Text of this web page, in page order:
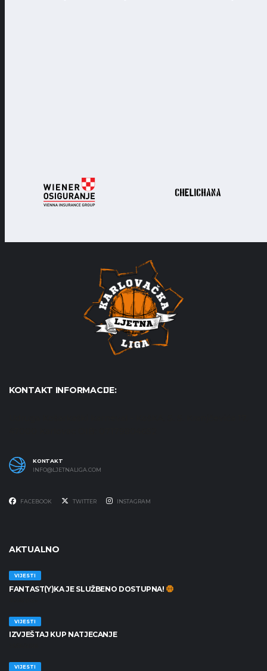
KONTAKT INFORMACIJE:
KONTAKT
INFO@LJETNALIGA.COM
FACEBOOK TWITTER INSTAGRAM
AKTUALNO
VIJESTI
FANTAST(Y)KA JE SLUŽBENO DOSTUPNA!
VIJESTI
IZVJEŠTAJ KUP NATJECANJE
VIJESTI